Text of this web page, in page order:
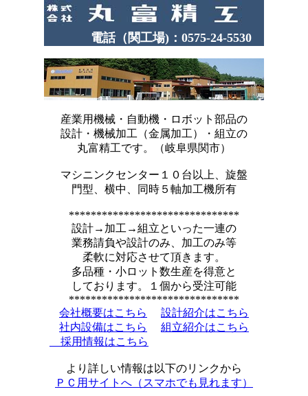
電話（関工場)：0575-24-5530
産業用機械・自動機・ロボット部品の
設計・機械加工（金属加工）・組立の
丸富精工です。（岐阜県関市）
マシニンクセンター１０台以上、旋盤
門型、横中、同時５軸加工機所有
*******************************
設計→加工→組立といった一連の
業務請負や設計のみ、加工のみ等
柔軟に対応させて頂きます。
多品種・小ロット数生産を得意と
しております。１個から受注可能
*******************************
会社概要はこちら
設計紹介はこちら
社内設備はこちら
組立紹介はこちら
採用情報はこちら
より詳しい情報は以下のリンクから
ＰＣ用サイトへ（スマホでも見れます）